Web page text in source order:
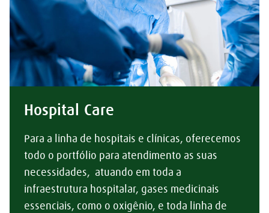
Hospital Care
Para a linha de hospitais e clínicas, oferecemos
todo o portfólio para atendimento as suas
necessidades, atuando em toda a
infraestrutura hospitalar, gases medicinais
essenciais, como o oxigênio, e toda linha de